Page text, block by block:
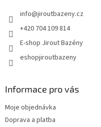
info@jiroutbazeny.cz
+420 704 109 814
E-shop Jirout Bazény
eshopjiroutbazeny
Informace pro vás
Moje objednávka
Doprava a platba